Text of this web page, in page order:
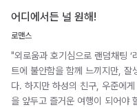
어디에서든 널 원해!
로맨스
"외로움과 호기심으로 랜덤채팅 ‘
트에 불안함을 함께 느끼지만, 잘
다. 하지만 하성의 친구, 우준에
을 앞두고 즐거운 여행이 되어야